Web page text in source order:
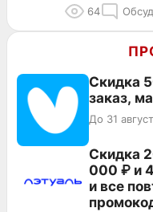
64
Скидка
заказ,
До 31
Скидка
000 ₽ и
и все